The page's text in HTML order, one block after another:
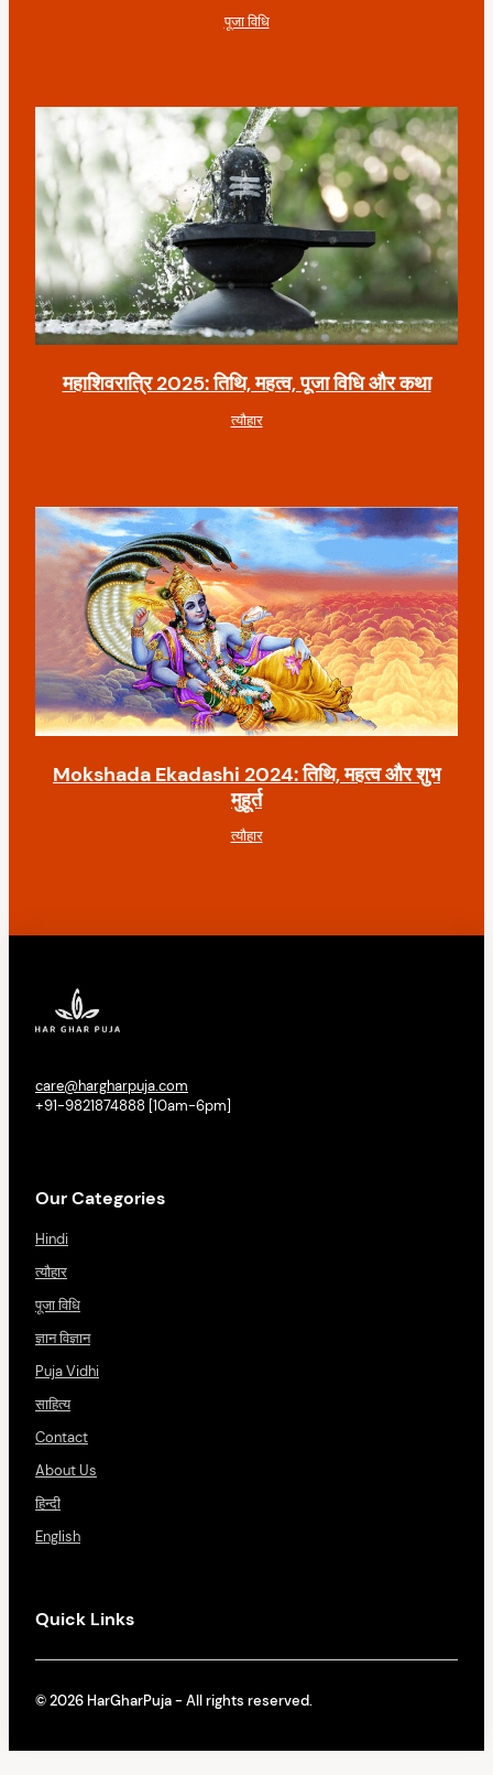
पूजा विधि
महाशिवरात्रि 2025: तिथि, महत्व, पूजा विधि और कथा
त्यौहार
Mokshada Ekadashi 2024: तिथि, महत्व और शुभ
मुहूर्त
त्यौहार
care@hargharpuja.com
+91-9821874888 [10am-6pm]
Our Categories
Hindi
त्यौहार
पूजा विधि
ज्ञान विज्ञान
Puja Vidhi
साहित्य
Contact
About Us
हिन्दी
English
Quick Links
© 2026 HarGharPuja - All rights reserved.